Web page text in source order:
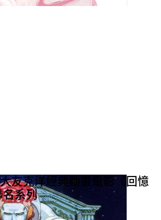
友克洋經典動畫電影《回憶
系列